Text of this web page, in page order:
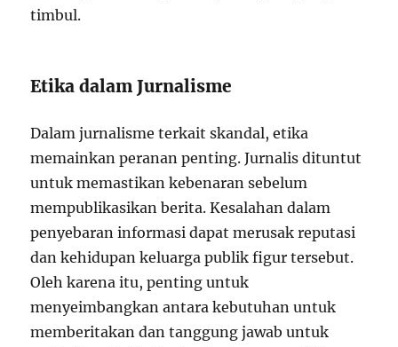
timbul.
Etika dalam Jurnalisme
Dalam jurnalisme terkait skandal, etika
memainkan peranan penting. Jurnalis dituntut
untuk memastikan kebenaran sebelum
mempublikasikan berita. Kesalahan dalam
penyebaran informasi dapat merusak reputasi
dan kehidupan keluarga publik figur tersebut.
Oleh karena itu, penting untuk
menyeimbangkan antara kebutuhan untuk
memberitakan dan tanggung jawab untuk